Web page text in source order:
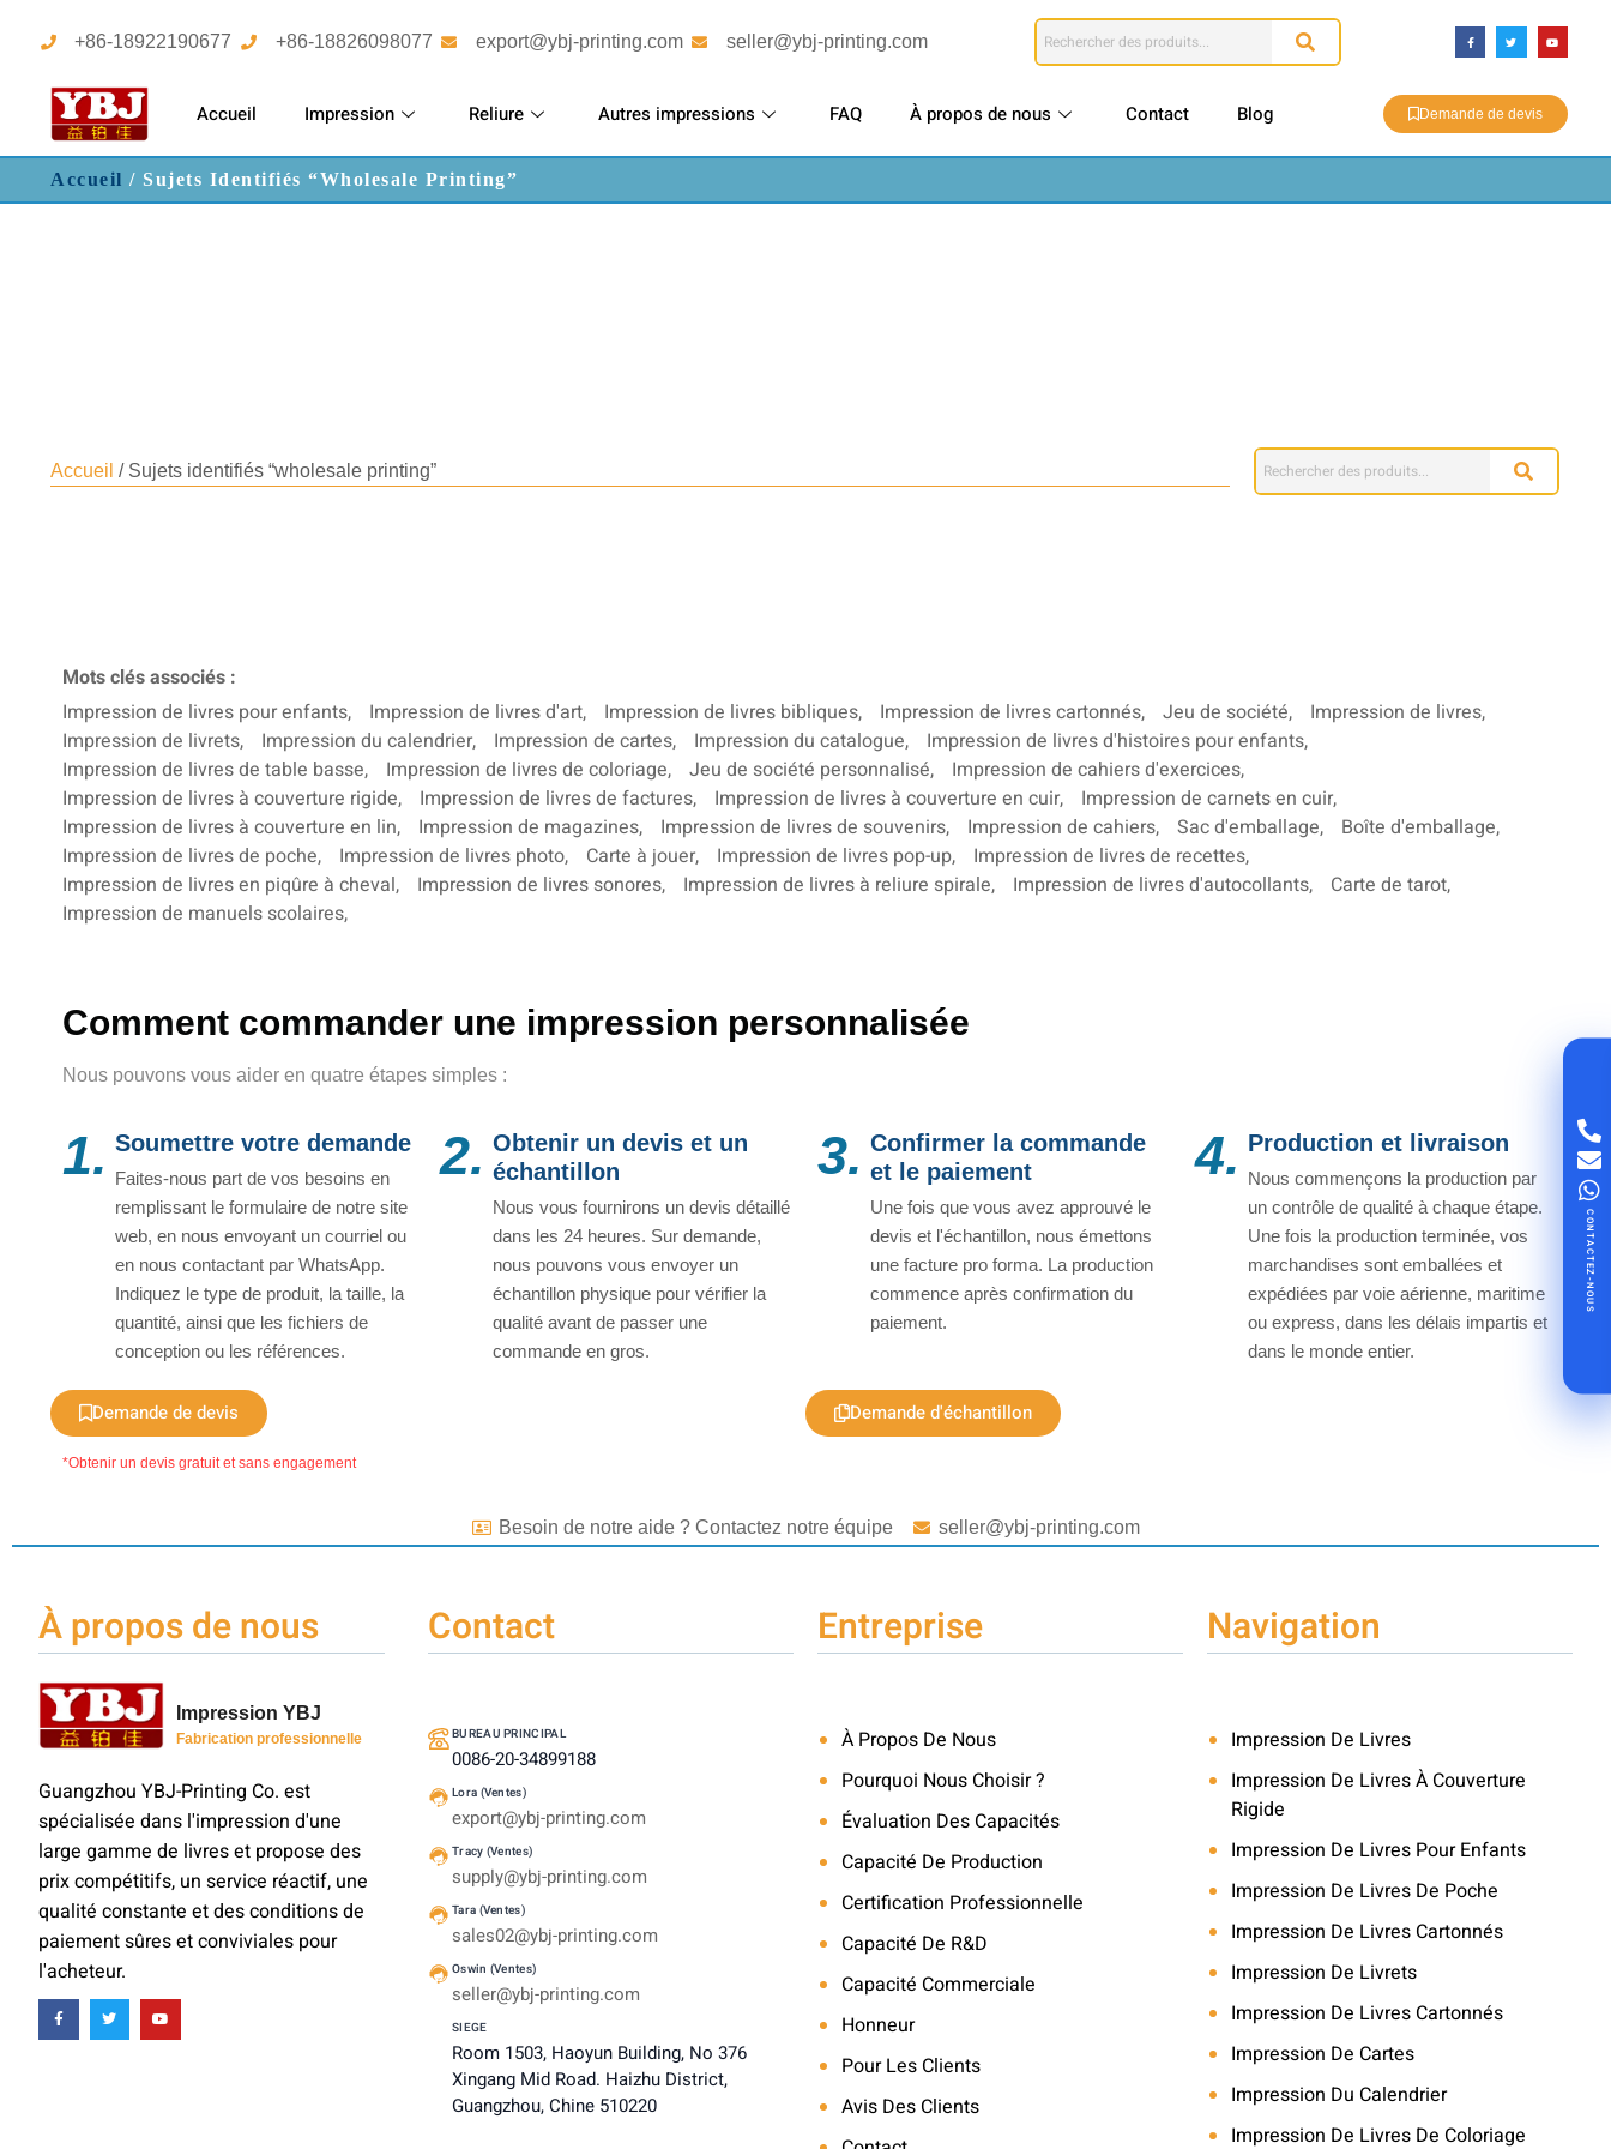
+86-18922190677 +86-18826098077 export@ybj-printing.com seller@ybj-printing.com
Accueil Impression Reliure Autres impressions FAQ À propos de nous Contact Blog Demande de devis
Accueil / Sujets Identifiés “wholesale Printing”
Accueil / Sujets identifiés “wholesale printing”
Mots clés associés :
Impression de livres pour enfants, Impression de livres d'art, Impression de livres bibliques, Impression de livres cartonnés, Jeu de société, Impression de livres,
Impression de livrets, Impression du calendrier, Impression de cartes, Impression du catalogue, Impression de livres d'histoires pour enfants,
Impression de livres de table basse, Impression de livres de coloriage, Jeu de société personnalisé, Impression de cahiers d'exercices,
Impression de livres à couverture rigide, Impression de livres de factures, Impression de livres à couverture en cuir, Impression de carnets en cuir,
Impression de livres à couverture en lin, Impression de magazines, Impression de livres de souvenirs, Impression de cahiers, Sac d'emballage, Boîte d'emballage,
Impression de livres de poche, Impression de livres photo, Carte à jouer, Impression de livres pop-up, Impression de livres de recettes,
Impression de livres en piqûre à cheval, Impression de livres sonores, Impression de livres à reliure spirale, Impression de livres d'autocollants, Carte de tarot,
Impression de manuels scolaires,
Comment commander une impression personnalisée
Nous pouvons vous aider en quatre étapes simples :
1. Soumettre votre demande
Faites-nous part de vos besoins en
remplissant le formulaire de notre site
web, en nous envoyant un courriel ou
en nous contactant par WhatsApp.
Indiquez le type de produit, la taille, la
quantité, ainsi que les fichiers de
conception ou les références.
2. Obtenir un devis et un
échantillon
Nous vous fournirons un devis détaillé
dans les 24 heures. Sur demande,
nous pouvons vous envoyer un
échantillon physique pour vérifier la
qualité avant de passer une
commande en gros.
3. Confirmer la commande
et le paiement
Une fois que vous avez approuvé le
devis et l'échantillon, nous émettons
une facture pro forma. La production
commence après confirmation du
paiement.
4. Production et livraison
Nous commençons la production par
un contrôle de qualité à chaque étape.
Une fois la production terminée, vos
marchandises sont emballées et
expédiées par voie aérienne, maritime
ou express, dans les délais impartis et
dans le monde entier.
Demande de devis Demande d'échantillon
*Obtenir un devis gratuit et sans engagement
Besoin de notre aide ? Contactez notre équipe seller@ybj-printing.com
À propos de nous
Impression YBJ
Fabrication professionnelle
Guangzhou YBJ-Printing Co. est
spécialisée dans l'impression d'une
large gamme de livres et propose des
prix compétitifs, un service réactif, une
qualité constante et des conditions de
paiement sûres et conviviales pour
l'acheteur.
Contact
BUREAU PRINCIPAL
0086-20-34899188
Lora (Ventes)
export@ybj-printing.com
Tracy (Ventes)
supply@ybj-printing.com
Tara (Ventes)
sales02@ybj-printing.com
Oswin (Ventes)
seller@ybj-printing.com
SIEGE
Room 1503, Haoyun Building, No 376
Xingang Mid Road. Haizhu District,
Guangzhou, Chine 510220
Entreprise
À Propos De Nous
Pourquoi Nous Choisir ?
Évaluation Des Capacités
Capacité De Production
Certification Professionnelle
Capacité De R&D
Capacité Commerciale
Honneur
Pour Les Clients
Avis Des Clients
Navigation
Impression De Livres
Impression De Livres À Couverture
Rigide
Impression De Livres Pour Enfants
Impression De Livres De Poche
Impression De Livres Cartonnés
Impression De Livrets
Impression De Livres Cartonnés
Impression De Cartes
Impression Du Calendrier
Impression De Livres De Coloriage
CONTACTEZ-NOUS